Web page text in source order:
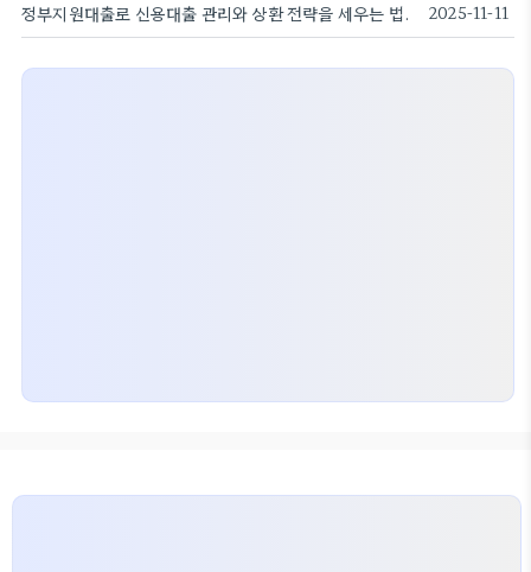
정부지원대출로 신용대출 관리와 상환 전략을 세우는 법. 2025-11-11